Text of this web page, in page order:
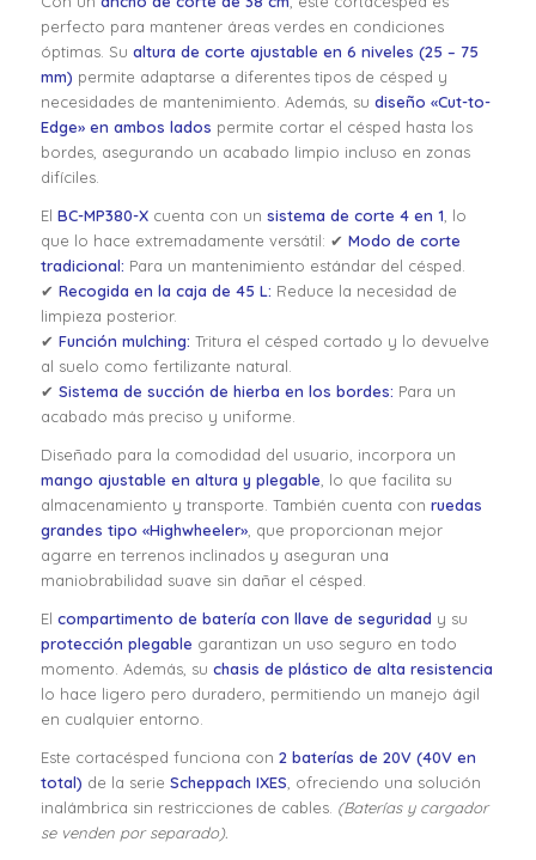
perfecto para mantener áreas verdes en condiciones
óptimas. Su altura de corte ajustable en 6 niveles (25 – 75
mm) permite adaptarse a diferentes tipos de césped y
necesidades de mantenimiento. Además, su diseño «Cut-to-
Edge» en ambos lados permite cortar el césped hasta los
bordes, asegurando un acabado limpio incluso en zonas
difíciles.
El BC-MP380-Xcuenta con un sistema de corte 4 en 1 , lo
que lo hace extremadamente versátil: ✔ Modo de corte
tradicional: Para un mantenimiento estándar del césped.
✔ Recogida en la caja de 45 L: Reduce la necesidad de
limpieza posterior.
✔ Función mulching: Tritura el césped cortado y lo devuelve
al suelo como fertilizante natural.
✔ Sistema de succión de hierba en los bordes: Para un
acabado más preciso y uniforme.
Diseñado para la comodidad del usuario, incorpora un
mango ajustable en altura y plegable , lo que facilita su
almacenamiento y transporte. También cuenta con ruedas
grandes tipo «Highwheeler», que proporcionan mejor
agarre en terrenos inclinados y aseguran una
maniobrabilidad suave sin dañar el césped.
El compartimento de batería con llave de seguridad y su
protección plegable garantizan un uso seguro en todo
momento. Además, su chasis de plástico de alta resistencia
lo hace ligero pero duradero, permitiendo un manejo ágil
en cualquier entorno.
Este cortacésped funciona con 2 baterías de 20V (40V en
total) de la serie Scheppach IXES , ofreciendo una solución
inalámbrica sin restricciones de cables. (Baterías y cargador
se venden por separado).